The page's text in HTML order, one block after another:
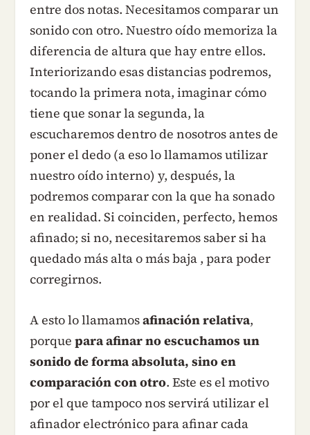
entre dos notas. Necesitamos comparar un
sonido con otro. Nuestro oído memoriza la
diferencia de altura que hay entre ellos.
Interiorizando esas distancias podremos,
tocando la primera nota, imaginar cómo
tiene que sonar la segunda, la
escucharemos dentro de nosotros antes de
poner el dedo (a eso lo llamamos utilizar
nuestro oído interno) y, después, la
podremos comparar con la que ha sonado
en realidad. Si coinciden, perfecto, hemos
afinado; si no, necesitaremos saber si ha
quedado más alta o más baja , para poder
corregirnos.
A esto lo llamamosafinación relativa,
porque para afinar no escuchamos un
sonido de forma absoluta, sino en
comparación con otro. Este es el motivo
por el que tampoco nos servirá utilizar el
afinador electrónico para afinar cada